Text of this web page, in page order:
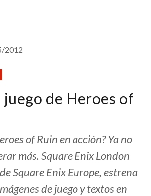
2012
de Heroes of
of Ruin en acción? Ya no
más. Square Enix London
Square Enix Europe, estrena
de juego y textos en